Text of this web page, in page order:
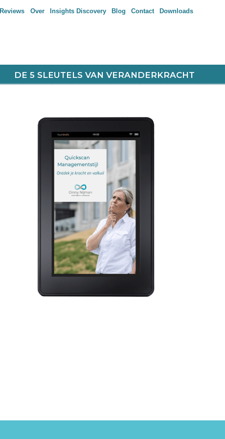
Reviews Over Insights Discovery Blog Contact Downloads
DE 5 SLEUTELS VAN VERANDERKRACHT